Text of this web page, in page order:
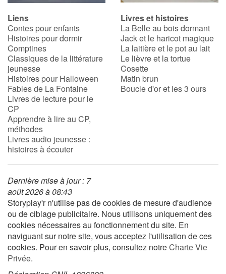
Liens
Contes pour enfants
Histoires pour dormir
Comptines
Classiques de la littérature
jeunesse
Histoires pour Halloween
Fables de La Fontaine
Livres de lecture pour le
CP
Apprendre à lire au CP,
méthodes
Livres audio jeunesse :
histoires à écouter
Livres et histoires
La Belle au bois dormant
Jack et le haricot magique
La laitière et le pot au lait
Le lièvre et la tortue
Cosette
Matin brun
Boucle d'or et les 3 ours
Dernière mise à jour : 7
août 2026 à 08:43
Storyplay'r n'utilise pas de cookies de mesure d'audience
ou de ciblage publicitaire. Nous utilisons uniquement des
cookies nécessaires au fonctionnement du site. En
naviguant sur notre site, vous acceptez l'utilisation de ces
cookies. Pour en savoir plus, consultez notreCharte Vie
Privée.